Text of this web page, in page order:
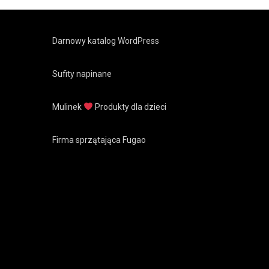
Darnowy katalog WordPress
Sufity napinane
Mulinek Produkty dla dzieci
Firma sprzątająca Fugao